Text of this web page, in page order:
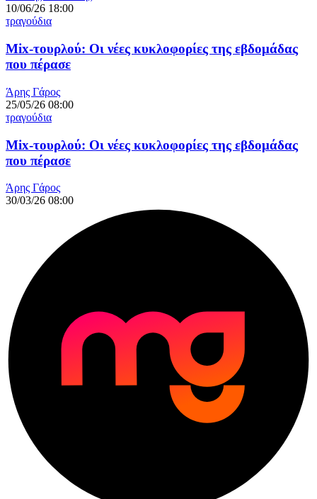
10/06/26 18:00
τραγούδια
Mix-τουρλού: Οι νέες κυκλοφορίες της εβδομάδας
που πέρασε
Άρης Γάρος
25/05/26 08:00
τραγούδια
Mix-τουρλού: Οι νέες κυκλοφορίες της εβδομάδας
που πέρασε
Άρης Γάρος
30/03/26 08:00